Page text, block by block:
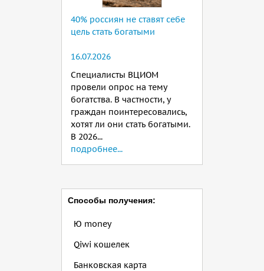
40% россиян не ставят себе
цель стать богатыми
16.07.2026
Специалисты ВЦИОМ
провели опрос на тему
богатства. В частности, у
граждан поинтересовались,
хотят ли они стать богатыми.
В 2026...
подробнее...
Способы получения:
Ю money
Qiwi кошелек
Банковская карта